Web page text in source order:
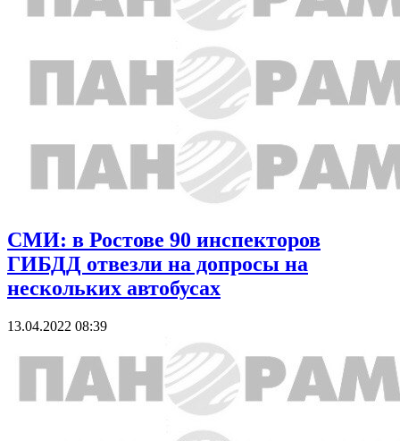
СМИ: в Ростове 90 инспекторов
ГИБДД отвезли на допросы на
нескольких автобусах
13.04.2022 08:39